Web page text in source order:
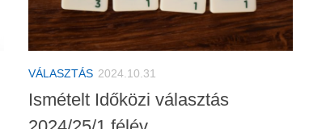
VÁLASZTÁS 2024.10.31
Ismételt Időközi választás